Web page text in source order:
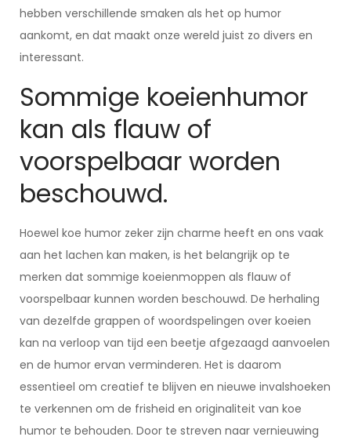
hebben verschillende smaken als het op humor
aankomt, en dat maakt onze wereld juist zo divers en
interessant.
Sommige koeienhumor
kan als flauw of
voorspelbaar worden
beschouwd.
Hoewel koe humor zeker zijn charme heeft en ons vaak
aan het lachen kan maken, is het belangrijk op te
merken dat sommige koeienmoppen als flauw of
voorspelbaar kunnen worden beschouwd. De herhaling
van dezelfde grappen of woordspelingen over koeien
kan na verloop van tijd een beetje afgezaagd aanvoelen
en de humor ervan verminderen. Het is daarom
essentieel om creatief te blijven en nieuwe invalshoeken
te verkennen om de frisheid en originaliteit van koe
humor te behouden. Door te streven naar vernieuwing